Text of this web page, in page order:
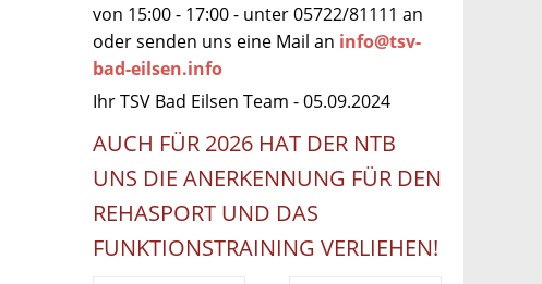
von 15:00 - 17:00 - unter 05722/81111 an
oder senden uns eine Mail an info@tsv-
bad-eilsen.info
Ihr TSV Bad Eilsen Team - 05.09.2024
AUCH FÜR 2026 HAT DER NTB
UNS DIE ANERKENNUNG FÜR DEN
REHASPORT UND DAS
FUNKTIONSTRAINING VERLIEHEN!